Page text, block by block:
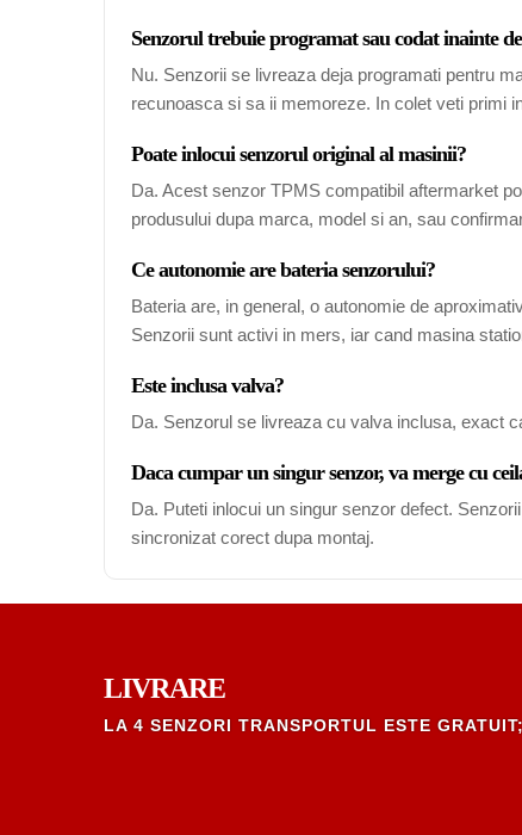
Senzorul trebuie programat sau codat inainte
Nu. Senzorii se livreaza deja programati pentru
recunoasca si sa ii memoreze. In colet veti primi
Poate inlocui senzorul original al masinii?
Da. Acest senzor TPMS compatibil aftermarket
produsului dupa marca, model si an, sau
Ce autonomie are bateria senzorului?
Bateria are, in general, o autonomie de
Senzorii sunt activi in mers, iar cand masina
Este inclusa valva?
Da. Senzorul se livreaza cu valva inclusa, exact
Daca cumpar un singur senzor, va merge cu
Da. Puteti inlocui un singur senzor defect.
sincronizat corect dupa montaj.
LIVRARE
LA 4 SENZORI TRANSPORTUL ESTE